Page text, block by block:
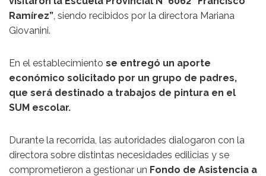
Ramírez”, siendo recibidos por la directora Mariana
Giovanini.
En el establecimiento se entregó un aporte
económico solicitado por un grupo de padres,
que será destinado a trabajos de pintura en el
SUM escolar.
Durante la recorrida, las autoridades dialogaron con la
directora sobre distintas necesidades edilicias y se
comprometieron a gestionar un Fondo de Asistencia a